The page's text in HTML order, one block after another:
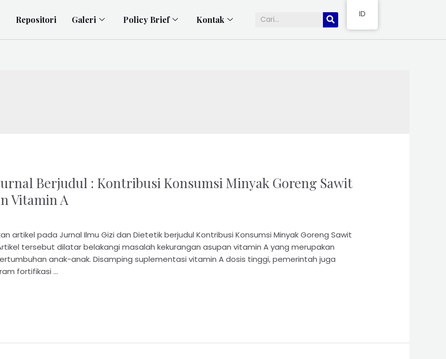
Repositori Galeri Policy Brief Kontak
Berjudul : Kontribusi Konsumsi Minyak Goreng Sawit
Vitamin A
artikel pada Jurnal Ilmu Gizi dan Dietetik berjudul Kontribusi Konsumsi Minyak Goreng Sawit
tersebut dilatar belakangi masalah kekurangan asupan vitamin A yang merupakan
anak-anak. Disamping suplementasi vitamin A dosis tinggi, pemerintah juga
fortifikasi …
ID